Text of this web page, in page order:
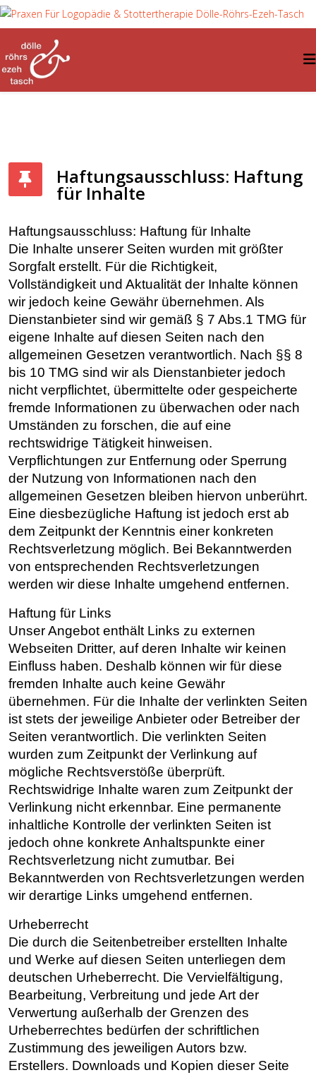
Haftungsausschluss: Haftung
für Inhalte
Haftungsausschluss: Haftung für Inhalte
Die Inhalte unserer Seiten wurden mit größter
Sorgfalt erstellt. Für die Richtigkeit,
Vollständigkeit und Aktualität der Inhalte können
wir jedoch keine Gewähr übernehmen. Als
Dienstanbieter sind wir gemäß § 7 Abs.1 TMG für
eigene Inhalte auf diesen Seiten nach den
allgemeinen Gesetzen verantwortlich. Nach §§ 8
bis 10 TMG sind wir als Dienstanbieter jedoch
nicht verpflichtet, übermittelte oder gespeicherte
fremde Informationen zu überwachen oder nach
Umständen zu forschen, die auf eine
rechtswidrige Tätigkeit hinweisen.
Verpflichtungen zur Entfernung oder Sperrung
der Nutzung von Informationen nach den
allgemeinen Gesetzen bleiben hiervon unberührt.
Eine diesbezügliche Haftung ist jedoch erst ab
dem Zeitpunkt der Kenntnis einer konkreten
Rechtsverletzung möglich. Bei Bekanntwerden
von entsprechenden Rechtsverletzungen
werden wir diese Inhalte umgehend entfernen.
Haftung für Links
Unser Angebot enthält Links zu externen
Webseiten Dritter, auf deren Inhalte wir keinen
Einfluss haben. Deshalb können wir für diese
fremden Inhalte auch keine Gewähr
übernehmen. Für die Inhalte der verlinkten Seiten
ist stets der jeweilige Anbieter oder Betreiber der
Seiten verantwortlich. Die verlinkten Seiten
wurden zum Zeitpunkt der Verlinkung auf
mögliche Rechtsverstöße überprüft.
Rechtswidrige Inhalte waren zum Zeitpunkt der
Verlinkung nicht erkennbar. Eine permanente
inhaltliche Kontrolle der verlinkten Seiten ist
jedoch ohne konkrete Anhaltspunkte einer
Rechtsverletzung nicht zumutbar. Bei
Bekanntwerden von Rechtsverletzungen werden
wir derartige Links umgehend entfernen.
Urheberrecht
Die durch die Seitenbetreiber erstellten Inhalte
und Werke auf diesen Seiten unterliegen dem
deutschen Urheberrecht. Die Vervielfältigung,
Bearbeitung, Verbreitung und jede Art der
Verwertung außerhalb der Grenzen des
Urheberrechtes bedürfen der schriftlichen
Zustimmung des jeweiligen Autors bzw.
Erstellers. Downloads und Kopien dieser Seite